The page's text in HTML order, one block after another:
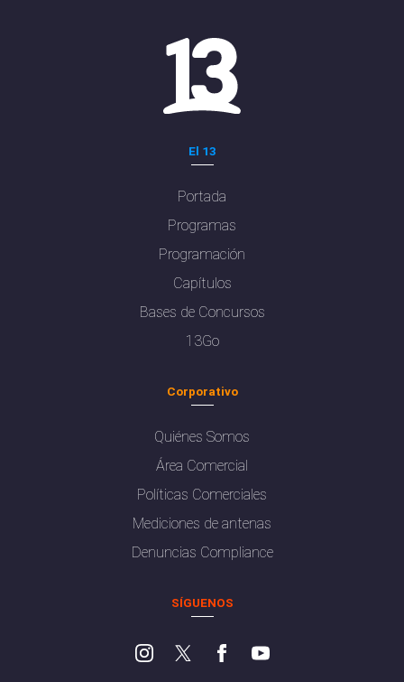
El 13
Portada
Programas
Programación
Capítulos
Bases de Concursos
13Go
Corporativo
Quiénes Somos
Área Comercial
Políticas Comerciales
Mediciones de antenas
Denuncias Compliance
SÍGUENOS